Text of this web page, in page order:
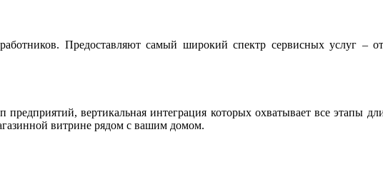
Предоставляют самый широкий спектр сервисных услуг –
вертикальная интеграция которых охватывает все этапы
витрине рядом с вашим домом.